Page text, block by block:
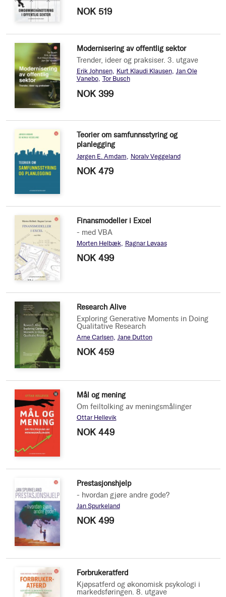
NOK 519
Modernisering av offentlig sektor
Trender, ideer og praksiser. 3. utgave
Erik Johnsen Kurt Klaudi Klausen Jan Ole
Vanebo Tor Busch
NOK 399
Teorier om samfunnsstyring og
planlegging
Jørgen E. Amdam Noralv Veggeland
NOK 479
Finansmodeller i Excel
- med VBA
Morten Helbæk Ragnar Løvaas
NOK 499
Research Alive
Exploring Generative Moments in Doing
Qualitative Research
Arne Carlsen Jane Dutton
NOK 459
Mål og mening
Om feiltolking av meningsmålinger
Ottar Hellevik
NOK 449
Prestasjonshjelp
- hvordan gjøre andre gode?
Jan Spurkeland
NOK 499
Forbrukeratferd
Kjøpsatferd og økonomisk psykologi i
markedsføringen. 8. utgave